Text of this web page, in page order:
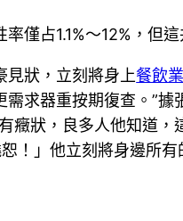
僅占1.1%～12%，但
見狀，立刻將身上餐飲
需求器重按期復查。”
癥狀，良多人他知道
！」他立刻將身邊所